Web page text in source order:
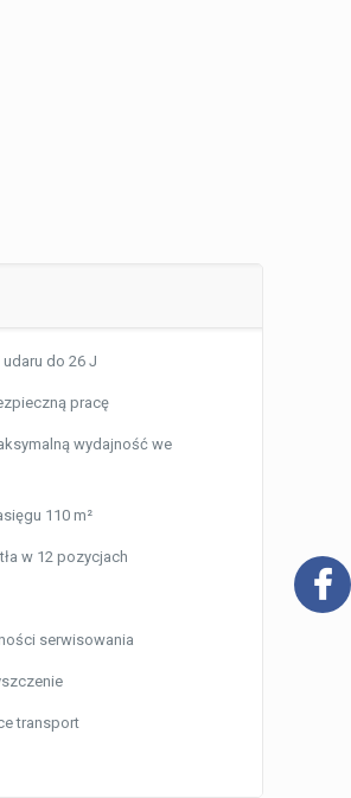
do 26 J
pracę
wydajność we
110 m²
w 12 pozycjach
serwisowania
transport